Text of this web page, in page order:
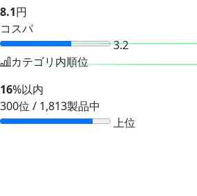
8.1円
コスパ
3.2
カテゴリ内順位
16%以内
300位 / 1,813製品中
上位